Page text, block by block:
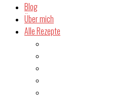
Blog
Über mich
Alle Rezepte